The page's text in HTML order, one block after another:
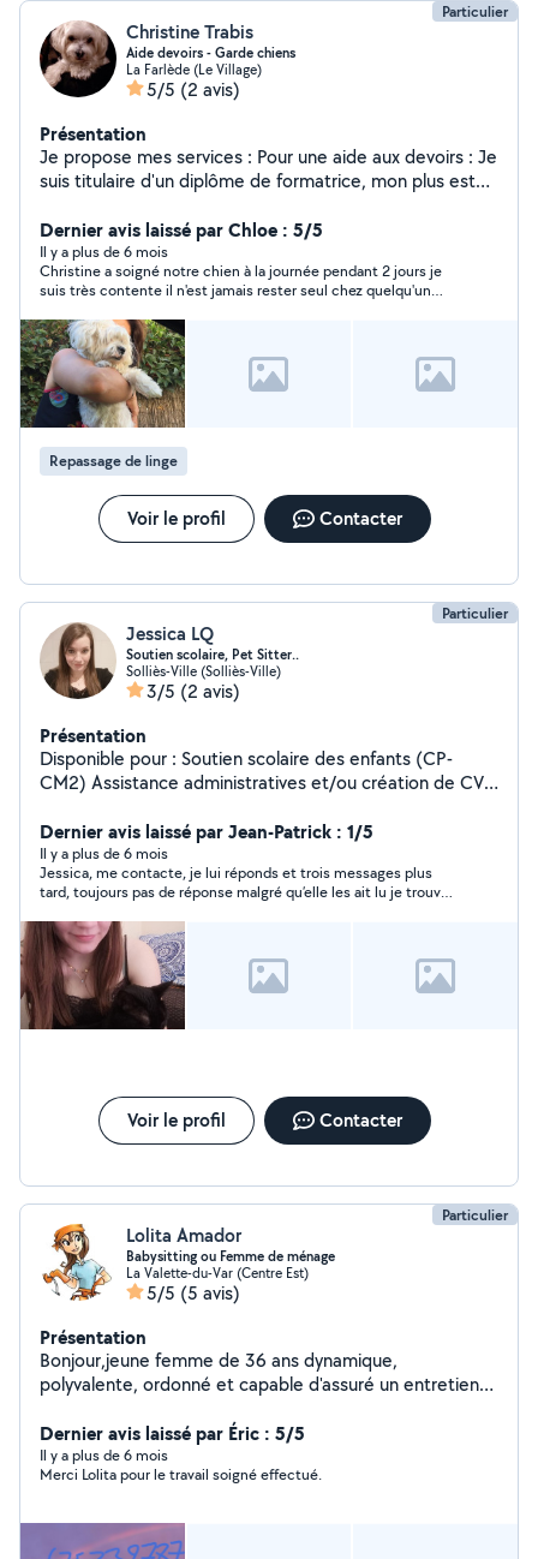
Particulier
Christine Trabis
Aide devoirs - Garde chiens
La Farlède (Le Village)
5/5 (2 avis)
Présentation
Je propose mes services : Pour une aide aux devoirs : Je
suis titulaire d'un diplôme de formatrice, mon plus est
résoudre de façon logique les exercices demandés, à
acquérir un socle de connaissance durable, et surtout
d'avoir confiance en lui et reprendre le goût du travail,
avec enthousiasme pour réussir ses études. Pour
prendre soin de votre chien : Je vis dans une maison
avec un jardin sécurisé parfait pour offrir à votre loulou
un environnement sûr et agréable. Je garantis une garde
sérieuse et attentionnée et des ballades quotidiennes
pour assurer son bien-être et sa détente. Pour de la
conciergerie : Accueil du voyageur, remise des clefs
entrée et sortie, état des lieux Je peux assurer aussi : L'
assistance pour tâches administratives Des traductions
Catalan et Espagnol Cours spécifiques Catalan
Espagnol, Comptabilité, médico-social Repassage
Dernier avis laissé par Chloe : 5/5
Il y a plus de 6 mois
Christine a soigné notre chien à la journée pendant 2 jours je
suis très contente il n'est jamais rester seul chez quelqu'un
beaucoup on reviendra avec grand plaisir 😊
Repassage de linge
Voir le profil Contacter
Particulier
Jessica LQ
Soutien scolaire, Pet Sitter..
Solliès-Ville (Solliès-Ville)
3/5 (2 avis)
Présentation
Disponible pour : Soutien scolaire des enfants (CP-
CM2) Assistance administratives et/ou création de CV.
audiovisuel : montages videos, photos Prestation chant :
Bande son instrumental ou chant + guitare accoustique
Aide maison : Repassage à mon domicile
Dernier avis laissé par Jean-Patrick : 1/5
Il y a plus de 6 mois
Jessica, me contacte, je lui réponds et trois messages plus
tard, toujours pas de réponse malgré qu’elle les ait lu je trouve
Voir le profil Contacter
Particulier
Lolita Amador
Babysitting ou Femme de ménage
La Valette-du-Var (Centre Est)
5/5 (5 avis)
Présentation
Bonjour,jeune femme de 36 ans dynamique,
polyvalente, ordonné et capable d'assuré un entretien
d'informations n'hésitez pas à me contacter. Titulaire
d'un CAP petite enfance je peux également faire du
babysitting
Dernier avis laissé par Éric : 5/5
Il y a plus de 6 mois
Merci Lolita pour le travail soigné effectué.